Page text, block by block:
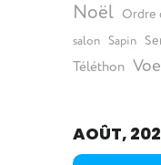
Noël Ordre
salon Sapin
Téléthon
AOÛT,